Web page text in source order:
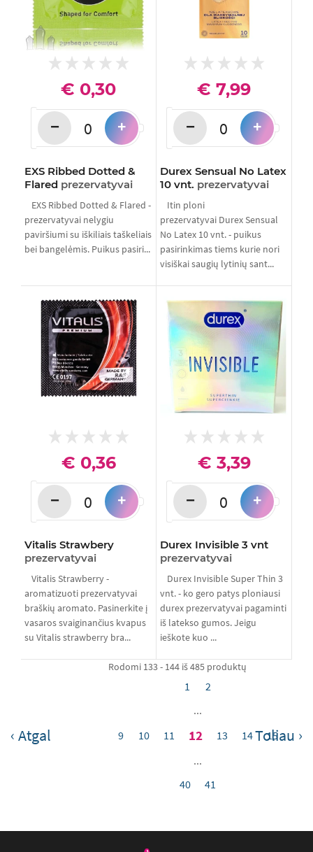
EXS Ribbed Dotted &
Flared prezervatyvai
€ 0,30
− +
EXS Ribbed Dotted & Flared -
prezervatyvai nelygiu
paviršiumi su iškiliais taškeliais
bei bangelėmis. Puikus pasiri...
Durex Sensual No Latex
10 vnt. prezervatyvai
€ 7,99
− +
Itin ploni
prezervatyvai Durex Sensual
No Latex 10 vnt. - puikus
pasirinkimas tiems kurie nori
visiškai saugių lytinių sant...
Vitalis Strawbery
prezervatyvai
€ 0,36
− +
Vitalis Strawberry -
aromatizuoti prezervatyvai
braškių aromato. Pasinerkite į
vasaros svaiginančius kvapus
su Vitalis strawberry bra...
Durex Invisible 3 vnt
prezervatyvai
€ 3,39
− +
Durex Invisible Super Thin 3
vnt. - ko gero patys ploniausi
durex prezervatyvai pagaminti
iš latekso gumos. Jeigu
ieškote kuo ...
Rodomi 133 - 144 iš 485 produktų
‹
1
2
...
9
10 11 12 13 14
15
...
40
41
›